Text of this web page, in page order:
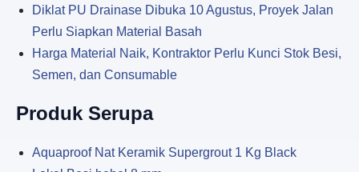
Diklat PU Drainase Dibuka 10 Agustus, Proyek Jalan
Perlu Siapkan Material Basah
Harga Material Naik, Kontraktor Perlu Kunci Stok Besi,
Semen, dan Consumable
Produk Serupa
Aquaproof Nat Keramik Supergrout 1 Kg Black